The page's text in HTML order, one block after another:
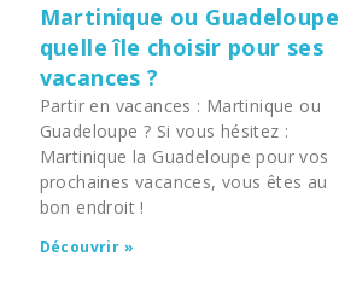
Martinique ou Guadeloupe
quelle île choisir pour ses
vacances ?
Partir en vacances : Martinique ou
Guadeloupe ? Si vous hésitez :
Martinique la Guadeloupe pour vos
prochaines vacances, vous êtes au
bon endroit !
Découvrir »